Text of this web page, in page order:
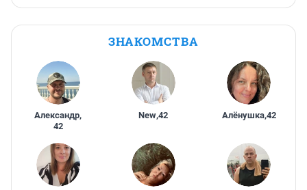
ЗНАКОМСТВА
Александр,
42
New,42 Алёнушка,42